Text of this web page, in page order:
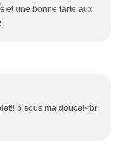
et une bonne tarte aux
bisous ma douce!<br